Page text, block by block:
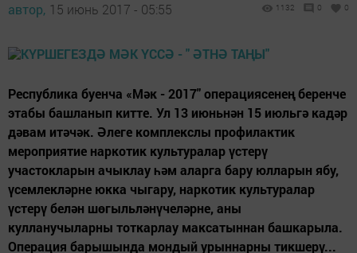
автор, 15 июнь 2017 - 05:55 1132 0 0
Республика буенча «Мәк - 2017" операциясенең беренче
этабы башланып китте. Ул 13 июньнән 15 июльгә кадәр
дәвам итәчәк. Әлеге комплекслы профилактик
мероприятие наркотик культуралар үстерү
участокларын ачыклау һәм аларга бару юлларын ябу,
үсемлекләрне юкка чыгару, наркотик культуралар
үстерү белән шөгыльләнүчеләрне, аны
кулланучыларны тоткарлау максатыннан башкарыла.
Операция барышында мондый урыннарны тикшерү...